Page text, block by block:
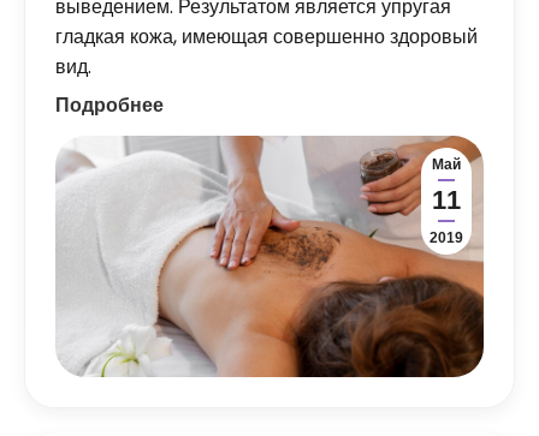
выведением. Результатом является упругая
гладкая кожа, имеющая совершенно здоровый
вид.
Подробнее
Май
11
2019